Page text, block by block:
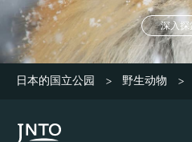
深入探
日本的国立公园 > 野生动物 >